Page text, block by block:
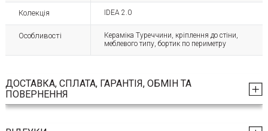
Колекція IDEA 2.0
Особливості
Кераміка Туреччини, кріплення до стіни,
меблевого типу, бортик по периметру
ДОСТАВКА, СПЛАТА, ГАРАНТІЯ, ОБМІН ТА
ПОВЕРНЕННЯ